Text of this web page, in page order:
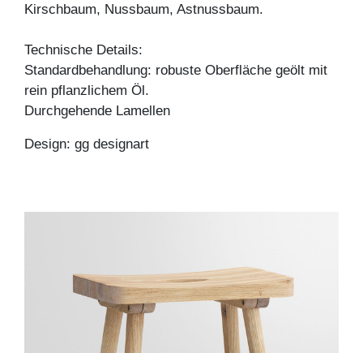
Kirschbaum, Nussbaum, Astnussbaum.
Technische Details:
Standardbehandlung: robuste Oberfläche geölt mit
rein pflanzlichem Öl.
Durchgehende Lamellen
Design: gg designart